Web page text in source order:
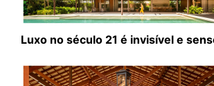
Luxo no século 21 é invisível e